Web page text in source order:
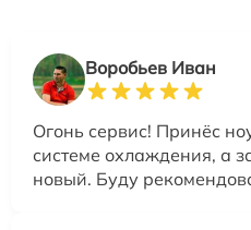
Воробьев Иван
Огонь сервис! Принёс
системе охлаждения, а
новый. Буду